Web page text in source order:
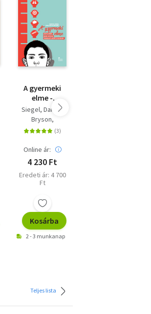
A gyermeki
elme -
Agyfejlődés,
konfliktusok,
támogató
szülői
stratégiák
Siegel, Daniel
Bryson,
Tinapyne
Online ár:
4 230 Ft
Eredeti ár: 4 700
Ft
Kosárba
2 - 3 munkanap
Teljes lista